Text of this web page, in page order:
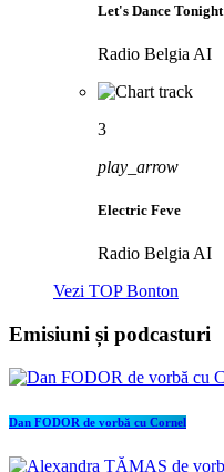
Let's Dance Tonight
Radio Belgia AI
3
play_arrow
Electric Feve
Radio Belgia AI
Vezi TOP Bonton
Emisiuni și podcasturi
Dan FODOR de vorbă cu Cornel